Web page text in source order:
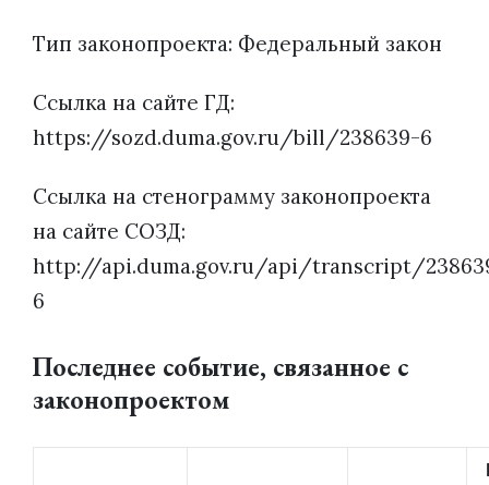
Тип законопроекта: Федеральный закон
Ссылка на сайте ГД:
https://sozd.duma.gov.ru/bill/238639-6
Ссылка на стенограмму законопроекта
на сайте СОЗД:
http://api.duma.gov.ru/api/transcript/
6
Последнее событие, связанное с
законопроектом